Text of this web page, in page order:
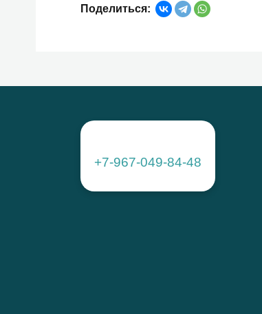
Поделиться:
+7-967-049-84-48